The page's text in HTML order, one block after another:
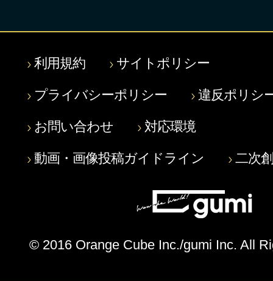
利用規約 サイトポリシー
プライバシーポリシー 違反ポリシ
お問い合わせ 対応環境
動画・画像投稿ガイドライン 二次
© 2016 Orange Cube Inc./gumi Inc. All